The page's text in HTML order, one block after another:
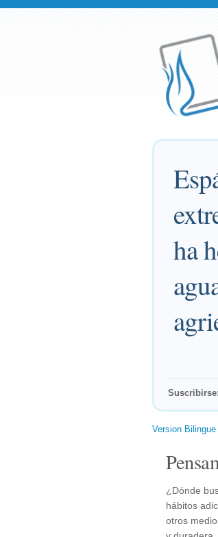
ha
Suscribirse:
Version
¿Dónde
hábitos
otros